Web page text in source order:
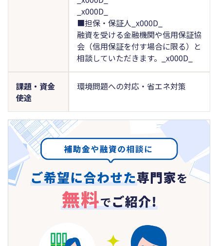
_x000D_
■担保・保証人_x000D_
融資を受ける金融機関や信用保証協
会（信用保証を付す場合に限る）と
相談していただきます。_x000D_
課題・資金
使途
環境問題への対応・省エネ対策